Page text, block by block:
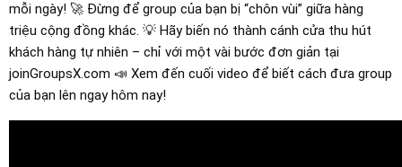
mỗi ngày! 🚀 Đừng để group của bạn bị “chôn vùi” giữa hàng
triệu cộng đồng khác. 💡 Hãy biến nó thành cánh cửa thu hút
khách hàng tự nhiên – chỉ với một vài bước đơn giản tại
joinGroupsX.com 📣 Xem đến cuối video để biết cách đưa group
của bạn lên ngay hôm nay!